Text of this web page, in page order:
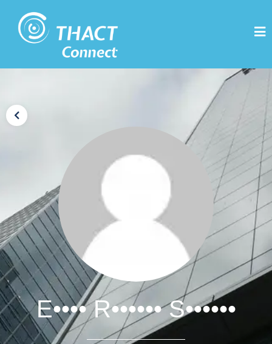
E•••• R•••••• S••••••